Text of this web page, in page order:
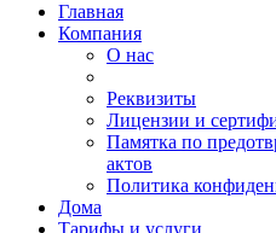
Главная
Компания
О нас
Реквизиты
Лицензии и
Памятка по
актов
Политика
Дома
Тарифы и услуги